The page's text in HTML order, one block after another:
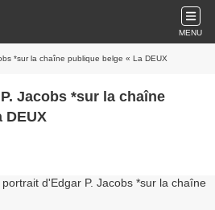
MENU
*sur la chaîne publique belge « La DEUX
Jacobs *sur la chaîne
DEUX